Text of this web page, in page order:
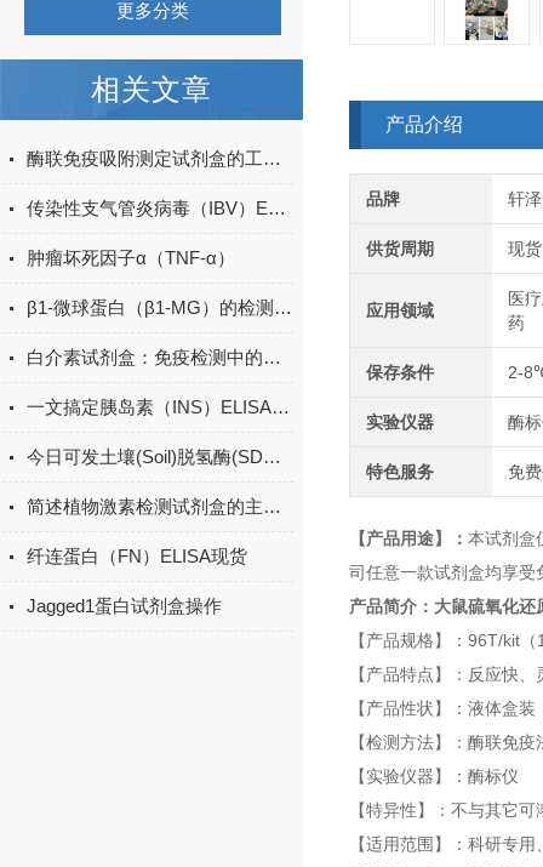
更多分类
相关文章
酶联免疫吸附测定试剂盒的工作原理与应用
传染性支气管炎病毒（IBV）ELISA定性
肿瘤坏死因子α（TNF-α）
β1-微球蛋白（β1-MG）的检测方法有哪些？
白介素试剂盒：免疫检测中的关键工具
一文搞定胰岛素（INS）ELISA试剂盒的操作方法
今日可发土壤(Soil)脱氢酶(SDHA)ELISA检测试剂盒＠科研
简述植物激素检测试剂盒的主要用途
纤连蛋白（FN）ELISA现货
Jagged1蛋白试剂盒操作
产品介绍
品牌 轩
供货周期 现货
应用领域
医
药
保存条件 2-
实验仪器 酶
特色服务 免
【产品用途】： 本试剂盒
司任意一款试剂盒均享
产品简介： 大鼠硫氧化
【产品规格】：96T/kit
【产品特点】：反应快
【产品性状】：液体盒
【检测方法】：酶联免
【实验仪器】：酶标仪
【特异性】：不与其它
【适用范围】：科研专